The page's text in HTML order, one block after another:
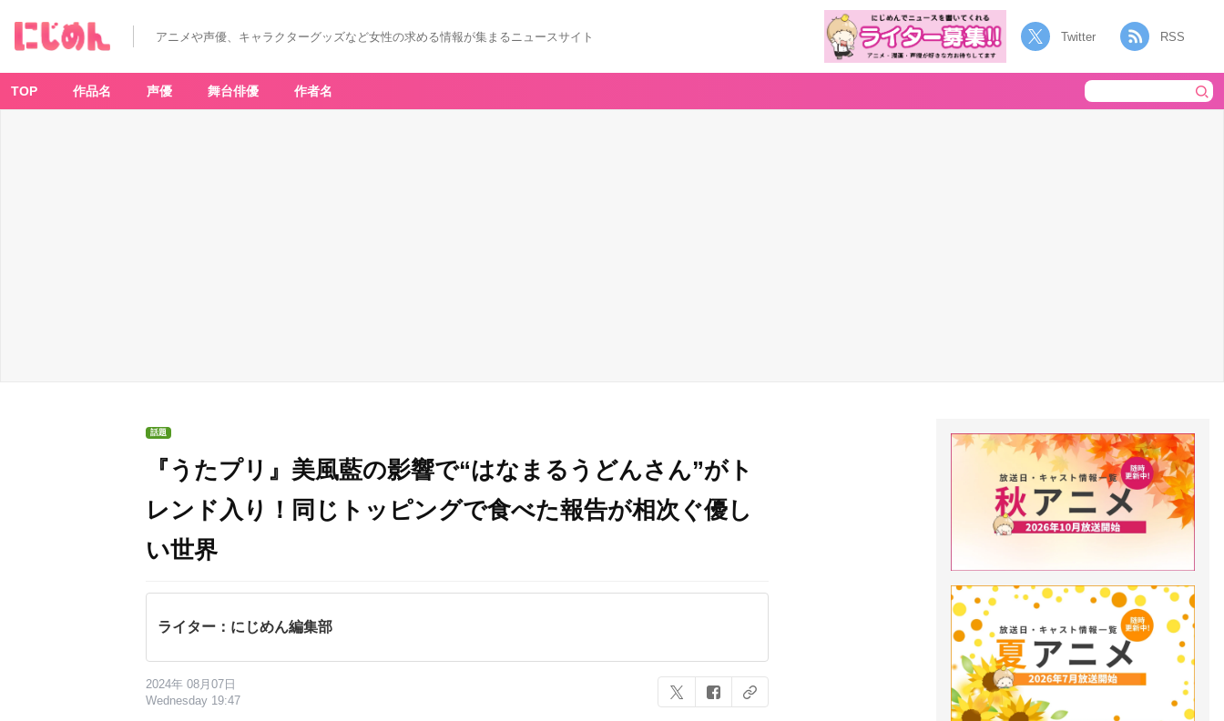
アニメや声優、キャラクターグッズなど女性の求める情報が集まるニュースサイト Twitter RSS
TOP 作品名 声優 舞台俳優 作者名
話題
『うたプリ』美風藍の影響で“はなまるうどんさん”がト
レンド入り！同じトッピングで食べた報告が相次ぐ優し
い世界
ライター：にじめん編集部
2024年 08月07日
Wednesday 19:47